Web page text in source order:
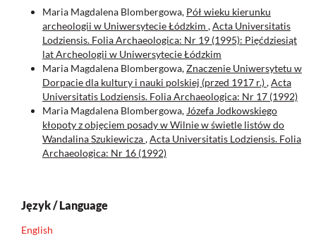
Maria Magdalena Blombergowa, Pół wieku kierunku
archeologii w Uniwersytecie Łódzkim ,Acta Universitatis
Lodziensis. Folia Archaeologica: Nr 19 (1995): Pięćdziesiąt
lat Archeologii w Uniwersytecie Łódzkim
Maria Magdalena Blombergowa,Znaczenie Uniwersytetu w
Dorpacie dla kultury i nauki polskiej (przed 1917 r.),Acta
Universitatis Lodziensis. Folia Archaeologica: Nr 17 (1992)
Maria Magdalena Blombergowa, Józefa Jodkowskiego
kłopoty z objęciem posady w Wilnie w świetle listów do
Wandalina Szukiewicza,Acta Universitatis Lodziensis. Folia
Archaeologica: Nr 16 (1992)
Język / Language
English